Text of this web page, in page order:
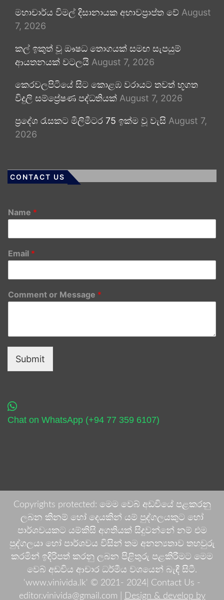
මහාචාර්ය විමල් දිසානායක අභාවප්‍රාප්ත වේ August
7, 2026
කල් ඉකුත් වූ ඖෂධ තොගයක් සමඟ සැපයුම්
ආයතනයක් වටලයි August 7, 2026
කෙරවලපිටියේ සිට කොළඹ වරායට තවත් භූගත
විදුලි සම්ප්‍රේෂණ පද්ධතියක් August 7, 2026
ප්‍රදේශ රැසකට මිලිමීටර 75 ඉක්ම වූ වැසි August 7,
2026
CONTACT US
Name *
Email *
Comment or Message *
Submit
Chat on WhatsApp (+94 77 359 6107)
Copyrights protected: මෙම වෙබ් අඩවියේ පළකරනු
ලබන කිනම් හෝ දෙයකින් යම් පුද්ගලයකුට හෝ
පාර්ශවයකට යම්කිසි අගතියක් සිදුවන්නේ නම් එම
පුද්ගලයා හෝ පාර්ශවය විසින් තම අනන්‍යතාව තහවුරු
කරමින් ඉදිරිපත් කරනු ලබන පිළිතුරු පළකිරීමට මෙම
වෙබ් අඩවිය ආචාර ධර්මීය වශයෙන් බැඳී සිටී.
'www.vinivida.lk' © 2021- 2024| Contact Us -
editor.vinivida@gmail.com |
Design & develop by